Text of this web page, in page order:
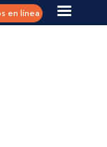
en línea